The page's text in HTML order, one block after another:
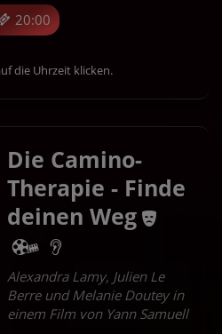
20:00
die Uhrzeit klicken.
Die Camino-
Therapie - Finde
deinen Weg
Alexandra Lamy, Julien Le
Berre und Melanie Doutey in
einem Film von Yann Samuell